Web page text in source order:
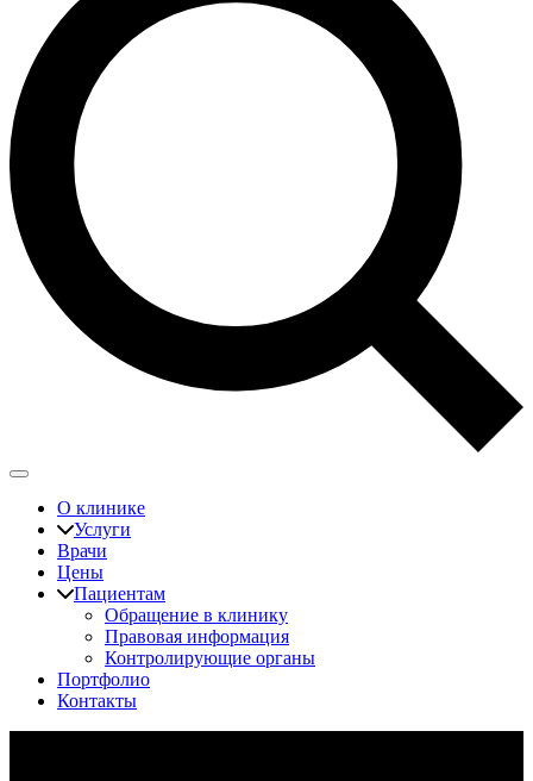
О клинике
Услуги
Врачи
Цены
Пациентам
Обращение в клинику
Правовая информация
Контролирующие органы
Портфолио
Контакты